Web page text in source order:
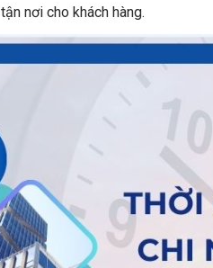
tận nơi cho khách hàng.